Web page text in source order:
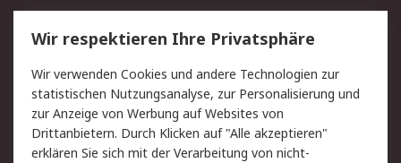
Service
Value Added Services
Lieferlösungen
Rücksendungen
Kontakt
Hilfe
Privatkunden
Rechtliches
Wir respektieren Ihre Privatsphäre
Wir verwenden Cookies und andere Technologien zur
statistischen Nutzungsanalyse, zur Personalisierung und
zur Anzeige von Werbung auf Websites von
Drittanbietern. Durch Klicken auf "Alle akzeptieren"
erklären Sie sich mit der Verarbeitung von nicht-